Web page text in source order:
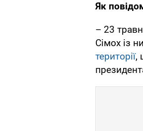
Як
– 23
Сімох із
території,